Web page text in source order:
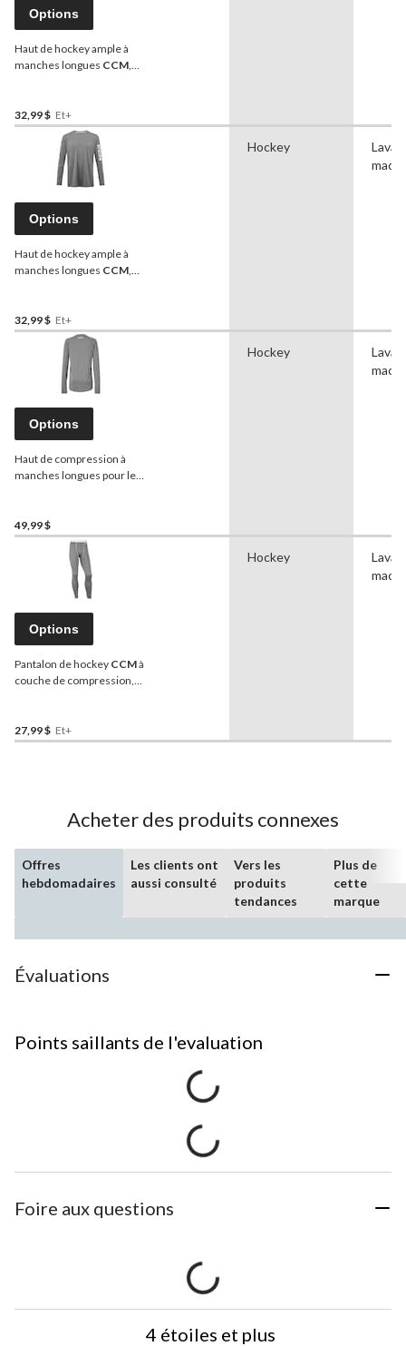
Options
Haut de hockey ample à
manches longues CCM
32,99 $ Et+
Options
Haut de hockey ample à
manches longues CCM
32,99 $ Et+
Hockey
Options
Haut de compression à
manches longues pour le
49,99 $
Hockey
Options
Pantalon de hockey CCMà
couche de compression,
27,99 $ Et+
Hockey
Acheter des produits connexes
Offres
hebdomadaires
Les clients ont
aussi consulté
Vers les
produits
tendances
Plus de
cette
marque
Évaluations
Points saillants de l'evaluation
Foire aux questions
4 étoiles et plus